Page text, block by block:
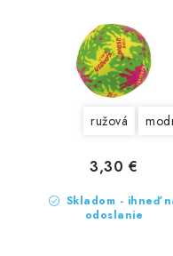
ružová
Skladom - ihneď
odoslanie
3,30 €